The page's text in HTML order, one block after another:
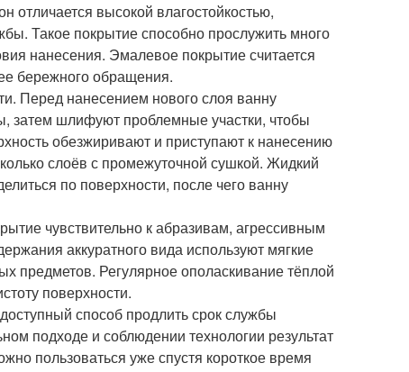
отличается высокой влагостойкостью,
Такое покрытие способно прослужить много
нанесения. Эмалевое покрытие считается
бережного обращения.
Перед нанесением нового слоя ванну
затем шлифуют проблемные участки, чтобы
обезжиривают и приступают к нанесению
слоёв с промежуточной сушкой. Жидкий
по поверхности, после чего ванну
чувствительно к абразивам, агрессивным
аккуратного вида используют мягкие
предметов. Регулярное ополаскивание тёплой
поверхности.
способ продлить срок службы
подходе и соблюдении технологии результат
пользоваться уже спустя короткое время